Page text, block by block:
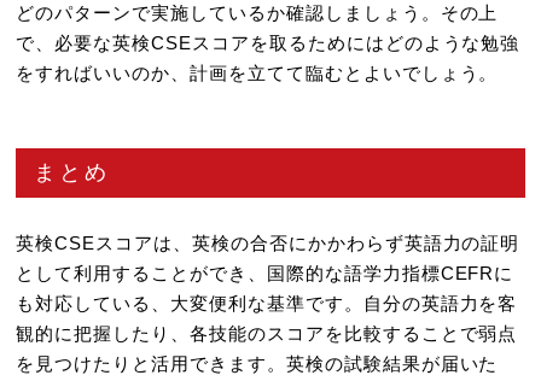
どのパターンで実施しているか確認しましょう。その上
で、必要な英検CSEスコアを取るためにはどのような勉強
をすればいいのか、計画を立てて臨むとよいでしょう。
まとめ
英検CSEスコアは、英検の合否にかかわらず英語力の証明
として利用することができ、国際的な語学力指標CEFRに
も対応している、大変便利な基準です。自分の英語力を客
観的に把握したり、各技能のスコアを比較することで弱点
を見つけたりと活用できます。英検の試験結果が届いた